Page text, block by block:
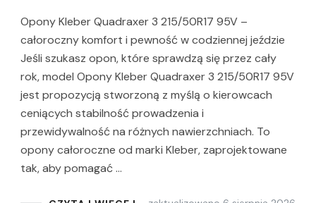
Opony Kleber Quadraxer 3 215/50R17 95V –
całoroczny komfort i pewność w codziennej jeździe
Jeśli szukasz opon, które sprawdzą się przez cały
rok, model Opony Kleber Quadraxer 3 215/50R17 95V
jest propozycją stworzoną z myślą o kierowcach
ceniących stabilność prowadzenia i
przewidywalność na różnych nawierzchniach. To
opony całoroczne od marki Kleber, zaprojektowane
tak, aby pomagać …